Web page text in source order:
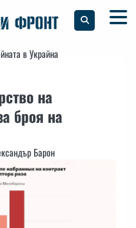
в Украйна
на
броя на
Барон